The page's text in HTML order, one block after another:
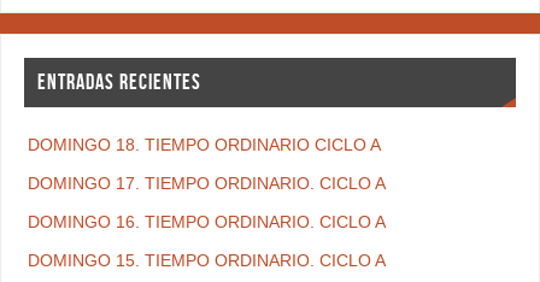
ENTRADAS RECIENTES
DOMINGO 18. TIEMPO ORDINARIO CICLO A
DOMINGO 17. TIEMPO ORDINARIO. CICLO A
DOMINGO 16. TIEMPO ORDINARIO. CICLO A
DOMINGO 15. TIEMPO ORDINARIO. CICLO A